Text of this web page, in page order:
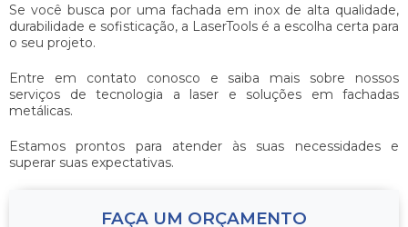
Se você busca por uma fachada em inox de alta qualidade,
durabilidade e sofisticação, a LaserTools é a escolha certa para
o seu projeto.
Entre em contato conosco e saiba mais sobre nossos
serviços de tecnologia a laser e soluções em fachadas
metálicas.
Estamos prontos para atender às suas necessidades e
superar suas expectativas.
FAÇA UM ORÇAMENTO